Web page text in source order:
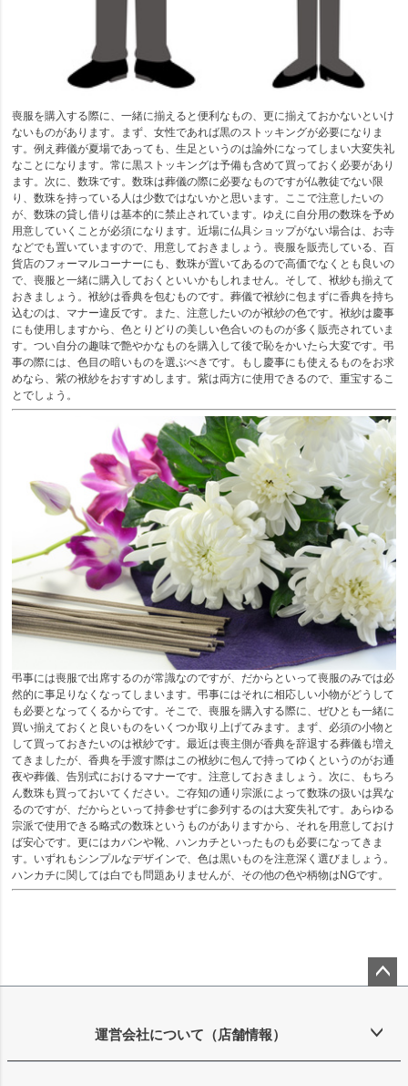
喪服を購入する際に、一緒に揃えると便利なもの、更に揃えておかないといけ
ないものがあります。まず、女性であれば黒のストッキングが必要になりま
す。例え葬儀が夏場であっても、生足というのは論外になってしまい大変失礼
なことになります。常に黒ストッキングは予備も含めて買っておく必要があり
ます。次に、数珠です。数珠は葬儀の際に必要なものですが仏教徒でない限
り、数珠を持っている人は少数ではないかと思います。ここで注意したいの
が、数珠の貸し借りは基本的に禁止されています。ゆえに自分用の数珠を予め
用意していくことが必須になります。近場に仏具ショップがない場合は、お寺
などでも置いていますので、用意しておきましょう。喪服を販売している、百
貨店のフォーマルコーナーにも、数珠が置いてあるので高価でなくとも良いの
で、喪服と一緒に購入しておくといいかもしれません。そして、袱紗も揃えて
おきましょう。袱紗は香典を包むものです。葬儀で袱紗に包まずに香典を持ち
込むのは、マナー違反です。また、注意したいのが袱紗の色です。袱紗は慶事
にも使用しますから、色とりどりの美しい色合いのものが多く販売されていま
す。つい自分の趣味で艶やかなものを購入して後で恥をかいたら大変です。弔
事の際には、色目の暗いものを選ぶべきです。もし慶事にも使えるものをお求
めなら、紫の袱紗をおすすめします。紫は両方に使用できるので、重宝するこ
とでしょう。
弔事には喪服で出席するのが常識なのですが、だからといって喪服のみでは必
然的に事足りなくなってしまいます。弔事にはそれに相応しい小物がどうして
も必要となってくるからです。そこで、喪服を購入する際に、ぜひとも一緒に
買い揃えておくと良いものをいくつか取り上げてみます。まず、必須の小物と
して買っておきたいのは袱紗です。最近は喪主側が香典を辞退する葬儀も増え
てきましたが、香典を手渡す際はこの袱紗に包んで持ってゆくというのがお通
夜や葬儀、告別式におけるマナーです。注意しておきましょう。次に、もちろ
ん数珠も買っておいてください。ご存知の通り宗派によって数珠の扱いは異な
るのですが、だからといって持参せずに参列するのは大変失礼です。あらゆる
宗派で使用できる略式の数珠というものがありますから、それを用意しておけ
ば安心です。更にはカバンや靴、ハンカチといったものも必要になってきま
す。いずれもシンプルなデザインで、色は黒いものを注意深く選びましょう。
ハンカチに関しては白でも問題ありませんが、その他の色や柄物はNGです。
ップ
運営会社について（店舗情報）